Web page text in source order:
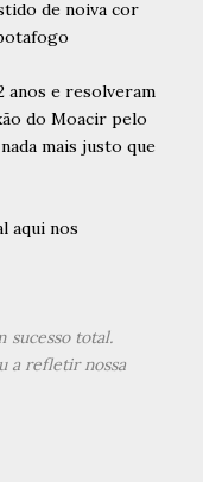
anos e resolveram
do Moacir pelo
mais justo que
aqui nos
sucesso total.
a refletir nossa